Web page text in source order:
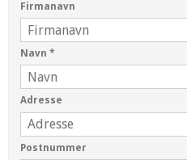
Firmanavn
Navn *
Adresse
Postnummer